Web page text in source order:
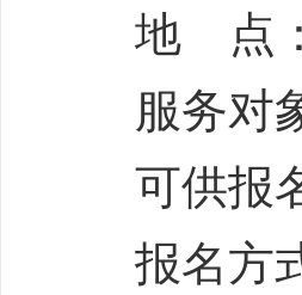
地 点
服务对
可供报
报名方